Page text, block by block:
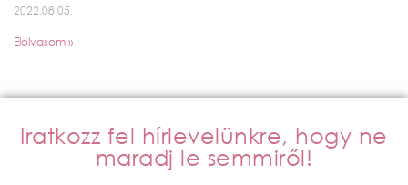
2022.08.05.
Elolvasom »
Iratkozz fel hírlevelünkre, hogy ne
maradj le semmiről!